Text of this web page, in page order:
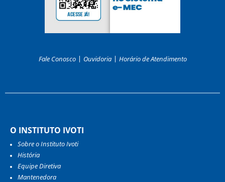
Fale Conosco Ouvidoria Horário de Atendimento
O INSTITUTO IVOTI
Sobre o Instituto Ivoti
História
Equipe Diretiva
Mantenedora